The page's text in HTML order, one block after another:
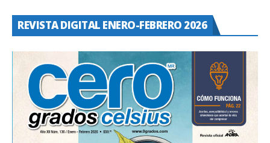
REVISTA DIGITAL ENERO-FEBRERO 2026